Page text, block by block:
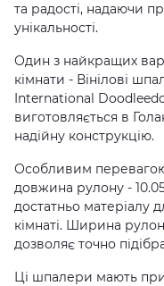
та радості, надаючи
унікальності.
Один з найкращих
кімнати - Вінілові
International
виготовляється в
надійну конструкцію.
Особливим
довжина рулону -
достатньо матеріалу
кімнаті. Ширина
дозволяє точно
Ці шпалери мають